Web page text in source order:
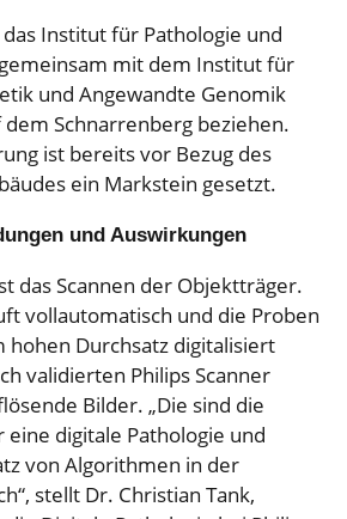
Institut für Pathologie und
mit dem Institut für
und Angewandte Genomik
Schnarrenberg beziehen.
ist bereits vor Bezug des
ein Markstein gesetzt.
und Auswirkungen
das Scannen der Objektträger.
vollautomatisch und die Proben
hohen Durchsatz digitalisiert
validierten Philips Scanner
Bilder. „Die sind die
eine digitale Pathologie und
von Algorithmen in der
stellt Dr. Christian Tank,